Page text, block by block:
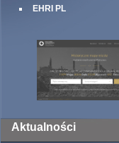
EHRI PL
Aktualności